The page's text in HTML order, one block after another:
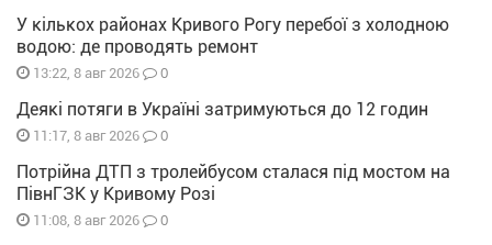
У кількох районах Кривого Рогу перебої з холодною
водою: де проводять ремонт
13:22, 8 авг 2026 0
Деякі потяги в Україні затримуються до 12 годин
11:17, 8 авг 2026 0
Потрійна ДТП з тролейбусом сталася під мостом на
ПівнГЗК у Кривому Розі
11:08, 8 авг 2026 0